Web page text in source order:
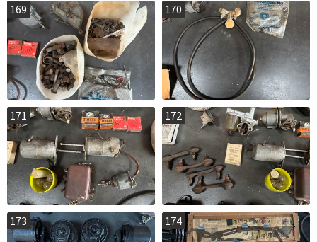
169 170
171 172
173 174